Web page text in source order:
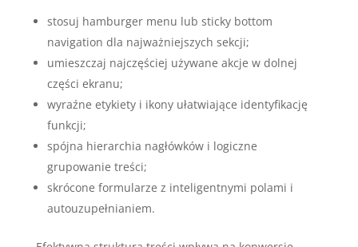
stosuj hamburger menu lub sticky bottom
navigation dla najważniejszych sekcji;
umieszczaj najczęściej używane akcje w dolnej
części ekranu;
wyraźne etykiety i ikony ułatwiające identyfikację
funkcji;
spójna hierarchia nagłówków i logiczne
grupowanie treści;
skrócone formularze z inteligentnymi polami i
autouzupełnianiem.